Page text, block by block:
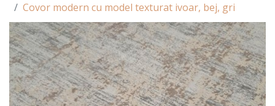
Covor modern cu model texturat ivoar, bej, gri